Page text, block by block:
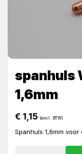
spanhuls
1,6mm
€ 1,15 (excl. BTW)
Spanhuls 1,6mm